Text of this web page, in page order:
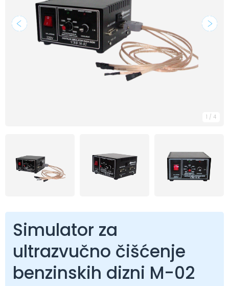
1 / 4
Simulator za
ultrazvučno čišćenje
benzinskih dizni M-02